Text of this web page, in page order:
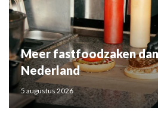
Meer fastfoodzaken
Nederland
5 augustus 2026